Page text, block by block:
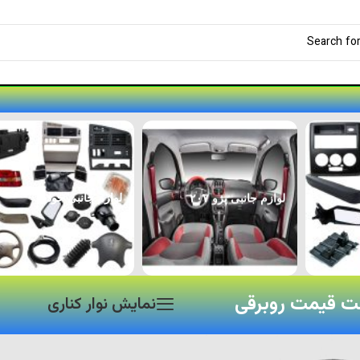
لوازم جانبی پژو ۲۰۷ لوازم جانبی خودرو
قیمت روبرقی نمایش نوار کناری